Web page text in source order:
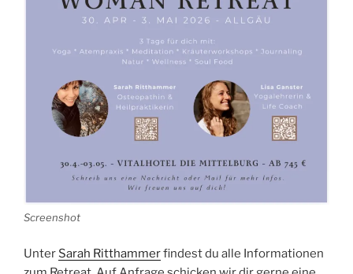
Screenshot
Unter Sarah Ritthammerfindest du alle Informationen